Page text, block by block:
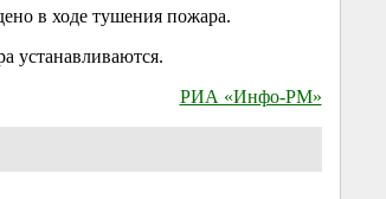
в ходе тушения пожара.
устанавливаются.
РИА «Инфо-РМ»